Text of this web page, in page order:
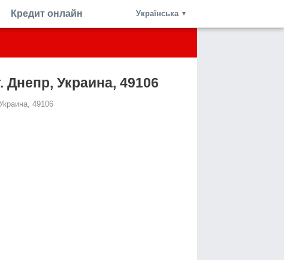
Кредит онлайн Українська ▼
Днепр, Украина, 49106
49106